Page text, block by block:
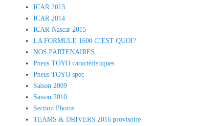
ICAR 2013
ICAR 2014
ICAR-Nascar 2015
LA FORMULE 1600 C’EST QUOI?
NOS PARTENAIRES
Pneus TOYO caractéristiques
Pneus TOYO spec
Saison 2009
Saison 2010
Section Photos
TEAMS & DRIVERS 2016 provisoire